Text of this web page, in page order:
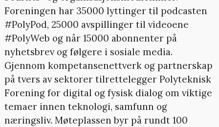
Foreningen har 35000 lyttinger til podcasten
#PolyPod, 25000 avspillinger til videoene
#PolyWeb og når 15000 abonnenter på
nyhetsbrev og følgere i sosiale media.
Gjennom kompetansenettverk og partnerskap
på tvers av sektorer tilrettelegger Polyteknisk
Forening for digital og fysisk dialog om viktige
temaer innen teknologi, samfunn og
næringsliv. Møteplassen byr på rundt 100